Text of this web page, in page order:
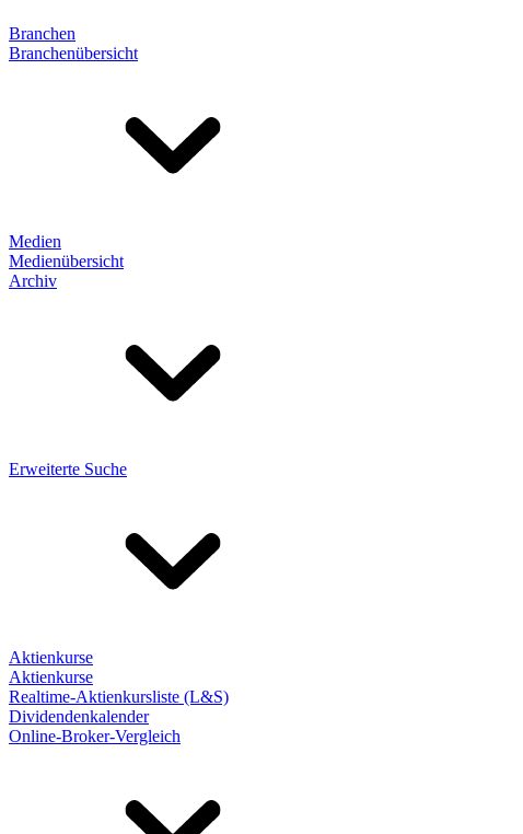
Branchen
Branchenübersicht
Medien
Medienübersicht
Archiv
Erweiterte Suche
Aktienkurse
Aktienkurse
Realtime-Aktienkursliste (L&S)
Dividendenkalender
Online-Broker-Vergleich